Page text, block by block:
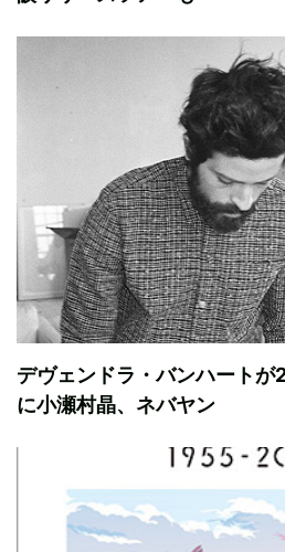
デヴェンドラ・バンハートが
に小瀬村晶、ネバヤン